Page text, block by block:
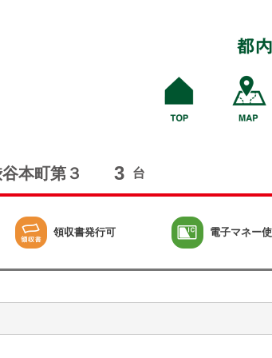
本町第３ 3 台
領収書発行可 電子マネー